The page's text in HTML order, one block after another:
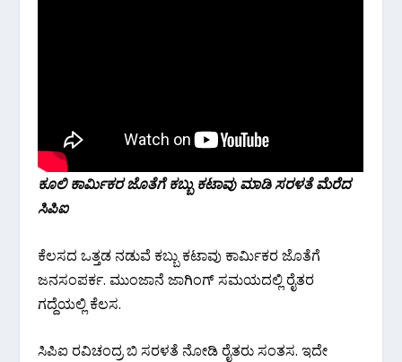
ಕೂಲಿ ಕಾರ್ಮಿಕರ ಜೊತೆಗೆ ಕಬ್ಬು ಕಟಾವು ಮಾಡಿ ಸರಳತೆ ಮೆರೆದ
ಸಿಪಿಐ
ಕೆಲಸದ ಒತ್ತಡ ನಡುವೆ ಕಬ್ಬು ಕಟಾವು ಕಾರ್ಮಿಕರ ಜೊತೆಗೆ
ಜನಸಂಪರ್ಕ. ಮುಂಜಾನೆ ಜಾಗಿಂಗ್ ಸಮಯದಲ್ಲಿ ರೈತರ
ಗದ್ದೆಯಲ್ಲಿ ಕೆಲಸ.
ಸಿಪಿಐ ರವಿಚಂದ್ರ ಬಿ ಸರಳತೆ ನೋಡಿ ರೈತರು ಸಂತಸ. ಇದೇ